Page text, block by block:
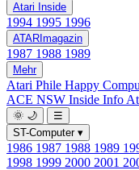
Atari Inside
1994 1995 1996
ATARImagazin
1987 1988 1989
Mehr
Atari Phile Happy
ACE NSW Inside Info
🌞 🌙
☰
ST-Computer ▾
1986 1987 1988 1989
1998 1999 2000 2001